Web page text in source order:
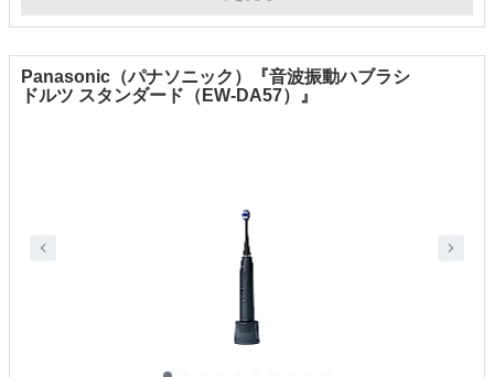
Panasonic（パナソニック）『音波振動ハブラシ
ドルツ スタンダード（EW-DA57）』